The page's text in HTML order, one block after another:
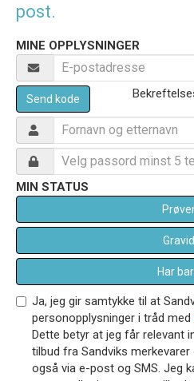
post.
MINE OPPLYSNINGER
Send kode
MIN STATUS
Gravid
Har
Ja, jeg gir samtykke til at
personopplysninger i tråd med
Dette betyr at jeg får relevant
tilbud fra Sandviks
også via e-post og SMS. Jeg